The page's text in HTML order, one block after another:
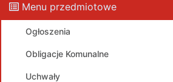
Menu przedmiotowe
Ogłoszenia
Obligacje Komunalne
Uchwały